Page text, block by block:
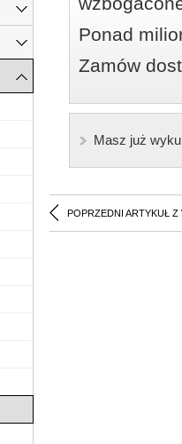
Ponad
Zamów
Masz już
POPRZEDNI ARTYKUŁ Z